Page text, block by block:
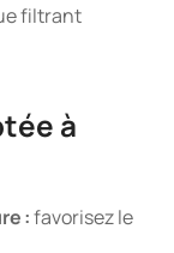
filtrant
à
:favorisez le